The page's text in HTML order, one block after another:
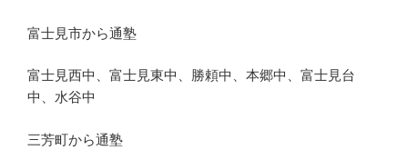
富士見市から通塾
富士見西中、富士見東中、勝頼中、本郷中、富士見台
中、水谷中
三芳町から通塾